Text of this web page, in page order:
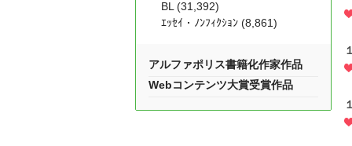
BL (31,392)
ｴｯｾｲ・ﾉﾝﾌｨｸｼｮﾝ (8,861)
アルファポリス書籍化作家作品
Webコンテンツ大賞受賞作品